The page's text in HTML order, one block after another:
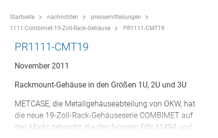
Startseite nachrichten
pressemitteilungen
1111-Combimet-19-Zoll-Rack-Gehäuse
PR1111-CMT19
PR1111-CMT19
November 2011
Rackmount-Gehäuse in den Größen 1U, 2U und 3U
METCASE, die Metallgehäuseabteilung von OKW, hat
die neue 19-Zoll-Rack-Gehäuseserie COMBIMET auf
den Markt gebracht, die den Normen DIN 41494 und